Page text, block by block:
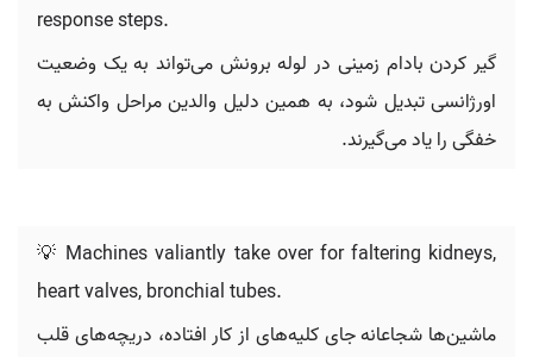
response steps.
گیر کردن بادام زمینی در لوله برونش می‌تواند به یک وضعیت
اورژانسی تبدیل شود، به همین دلیل والدین مراحل واکنش به
خفگی را یاد می‌گیرند.
💡 Machines valiantly take over for faltering kidneys,
heart valves, bronchial tubes.
ماشین‌ها شجاعانه جای کلیه‌های از کار افتاده، دریچه‌های قلب